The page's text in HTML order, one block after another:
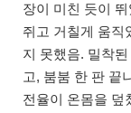
장이 미친 듯이
쥐고 거칠게 움직
지 못했음. 밀착
고, 붐붐 한 판 끝
전율이 온몸을 덮